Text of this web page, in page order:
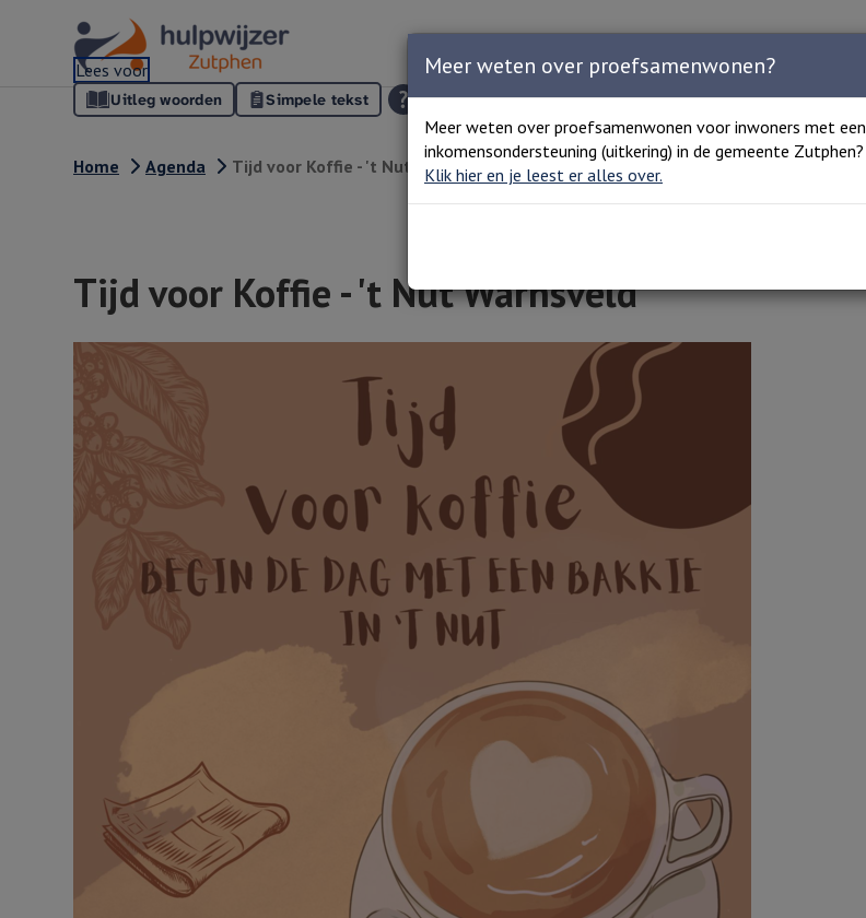
Lees voor
Uitleg woorden Simpele tekst
Zoeken
Home Agenda Tijd voor Koffie - 't Nut Warnsveld
Tijd voor Koffie - 't Nut Warnsveld
Meer weten over proefsamenwonen?
Meer weten over proefsamenwonen voor inwoners met een
inkomensondersteuning (uitkering) in de gemeente Zutphen?
Klik hier en je leest er alles over.